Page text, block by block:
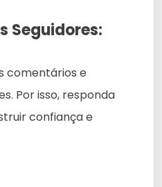
Seguidores:
comentários e
Por isso, responda
confiança e